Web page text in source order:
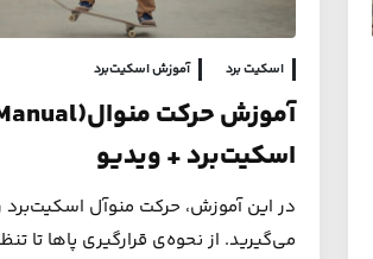
اسکیت برد آموزش اسکیت‌برد
اسکیت‌برد + ویدیو
در این آموزش، حرکت منوآل اسکیت‌برد
می‌گیرید. از نحوه‌ی قرارگیری پاها تا